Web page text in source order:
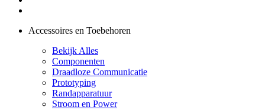
Accessoires en Toebehoren
Bekijk Alles
Componenten
Draadloze Communicatie
Prototyping
Randapparatuur
Stroom en Power